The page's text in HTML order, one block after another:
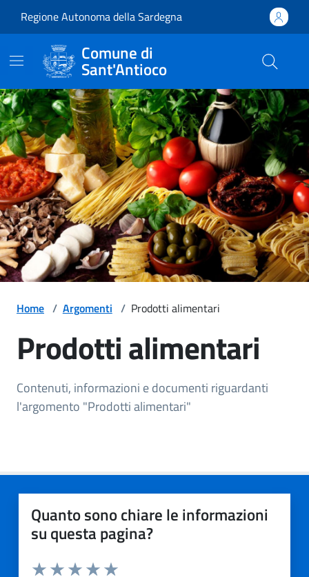
Vai ai contenuti
Vai al footer
Regione Autonoma della Sardegna
Comune di
Sant'Antioco
Comune di Sant'Antioco
Home / Argomenti / Prodotti alimentari
Prodotti alimentari
Contenuti, informazioni e documenti riguardanti
l'argomento "Prodotti alimentari"
Quanto sono chiare le informazioni
su questa pagina?
Valuta da 1 a 5 stelle la pagina
Valuta 4 stelle su 5
Valuta 3 stelle su 5
Valuta 2 stelle su 5
Valuta 1 stelle su 5